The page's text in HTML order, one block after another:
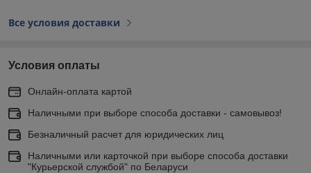
Все условия доставки
Условия оплаты
Онлайн-оплата картой
Наличными при выборе способа доставки - самовывоз!
Безналичный расчет для юридических лиц
Наличными или карточкой при выборе способа доставки
"Курьерской службой" по Беларуси